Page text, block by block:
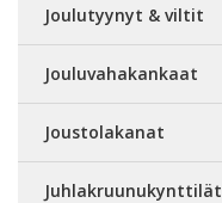
Joulutyynyt & viltit
Jouluvahakankaat
Joustolakanat
Juhlakruunukynttilät